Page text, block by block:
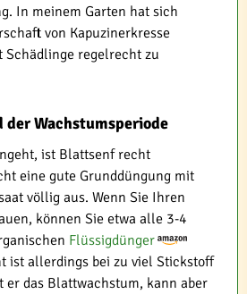
In meinem Garten hat sich
von Kapuzinerkresse
Schädlinge regelrecht zu
der Wachstumsperiode
ist Blattsenf recht
eine gute Grunddüngung mit
völlig aus. Wenn Sie Ihren
können Sie etwa alle 3-4
Flüssigdünger
ist allerdings bei zu viel Stickstoff
er das Blattwachstum, kann aber